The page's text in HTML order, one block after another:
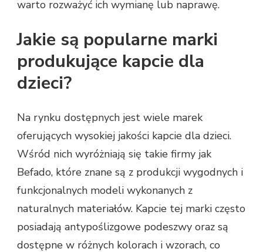
warto rozważyć ich wymianę lub naprawę.
Jakie są popularne marki
produkujące kapcie dla
dzieci?
Na rynku dostępnych jest wiele marek
oferujących wysokiej jakości kapcie dla dzieci.
Wśród nich wyróżniają się takie firmy jak
Befado, które znane są z produkcji wygodnych i
funkcjonalnych modeli wykonanych z
naturalnych materiałów. Kapcie tej marki często
posiadają antypoślizgowe podeszwy oraz są
dostępne w różnych kolorach i wzorach, co